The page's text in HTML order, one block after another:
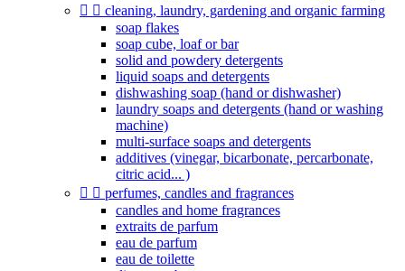
  cleaning, laundry, gardening and organic farming
soap flakes
soap cube, loaf or bar
solid and powdery detergents
liquid soaps and detergents
dishwashing soap (hand or dishwasher)
laundry soaps and detergents (hand or washing
machine)
multi-surface soaps and detergents
additives (vinegar, bicarbonate, percarbonate,
citric acid... )
  perfumes, candles and fragrances
candles and home fragrances
extraits de parfum
eau de parfum
eau de toilette